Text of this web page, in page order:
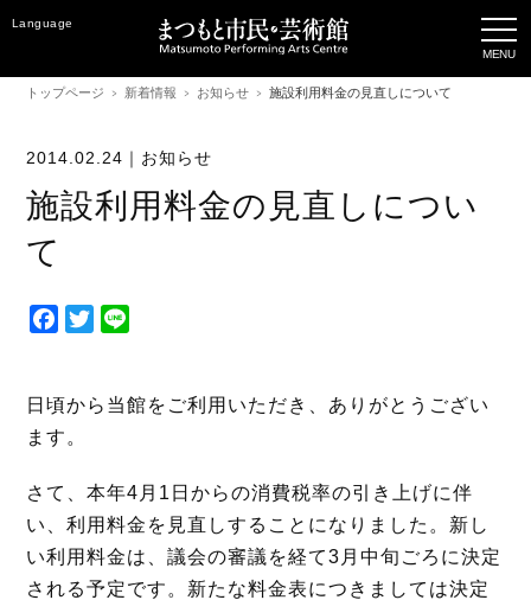
Language
トップページ 新着情報 お知らせ 施設利用料金の見直しについて
2014.02.24｜ お知らせ
施設利用料金の見直しについ
て
F
e
b
o
k
T
t
r
e
日頃から当館をご利用いただき、ありがとうござい
ます。
さて、本年4月1日からの消費税率の引き上げに伴
い、利用料金を見直しすることになりました。新し
い利用料金は、議会の審議を経て3月中旬ごろに決定
される予定です。新たな料金表につきましては決定